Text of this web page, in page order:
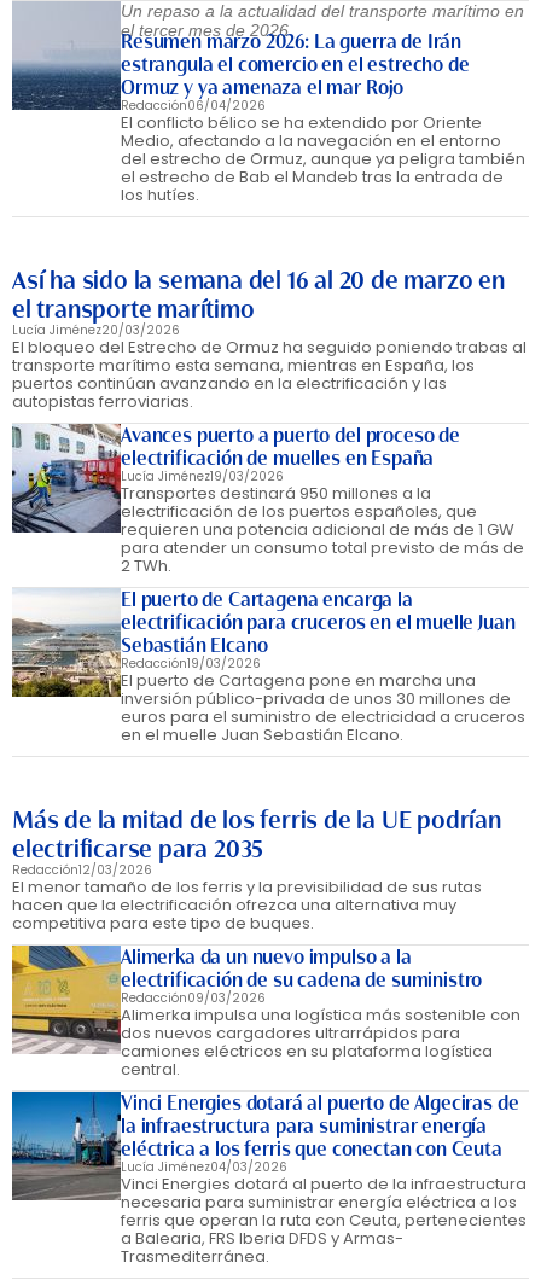
Un repaso a la actualidad del transporte marítimo en
el tercer mes de 2026
Resumen marzo 2026: La guerra de Irán
estrangula el comercio en el estrecho de
Ormuz y ya amenaza el mar Rojo
Redacción06/04/2026
El conflicto bélico se ha extendido por Oriente
Medio, afectando a la navegación en el entorno
del estrecho de Ormuz, aunque ya peligra también
el estrecho de Bab el Mandeb tras la entrada de
los hutíes.
Así ha sido la semana del 16 al 20 de marzo en
el transporte marítimo
Lucía Jiménez20/03/2026
El bloqueo del Estrecho de Ormuz ha seguido poniendo trabas al
transporte marítimo esta semana, mientras en España, los
puertos continúan avanzando en la electrificación y las
autopistas ferroviarias.
Avances puerto a puerto del proceso de
electrificación de muelles en España
Lucía Jiménez19/03/2026
Transportes destinará 950 millones a la
electrificación de los puertos españoles, que
requieren una potencia adicional de más de 1 GW
para atender un consumo total previsto de más de
2 TWh.
El puerto de Cartagena encarga la
electrificación para cruceros en el muelle Juan
Sebastián Elcano
Redacción19/03/2026
El puerto de Cartagena pone en marcha una
inversión público-privada de unos 30 millones de
euros para el suministro de electricidad a cruceros
en el muelle Juan Sebastián Elcano.
Más de la mitad de los ferris de la UE podrían
electrificarse para 2035
Redacción12/03/2026
El menor tamaño de los ferris y la previsibilidad de sus rutas
hacen que la electrificación ofrezca una alternativa muy
competitiva para este tipo de buques.
Alimerka da un nuevo impulso a la
electrificación de su cadena de suministro
Redacción09/03/2026
Alimerka impulsa una logística más sostenible con
dos nuevos cargadores ultrarrápidos para
camiones eléctricos en su plataforma logística
central.
Vinci Energies dotará al puerto de Algeciras de
la infraestructura para suministrar energía
eléctrica a los ferris que conectan con Ceuta
Lucía Jiménez04/03/2026
Vinci Energies dotará al puerto de la infraestructura
necesaria para suministrar energía eléctrica a los
ferris que operan la ruta con Ceuta, pertenecientes
a Balearia, FRS Iberia DFDS y Armas-
Trasmediterránea.